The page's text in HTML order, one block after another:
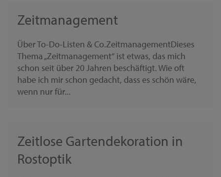
Zeitmanagement
Über To-Do-Listen & Co.ZeitmanagementDieses
Thema „Zeitmanagement“ ist etwas, das mich
schon seit über 20 Jahren beschäftigt. Wie oft
habe ich mir schon gedacht, dass es schön wäre,
wenn nur für...
Zeitlose Gartendekoration in
Rostoptik